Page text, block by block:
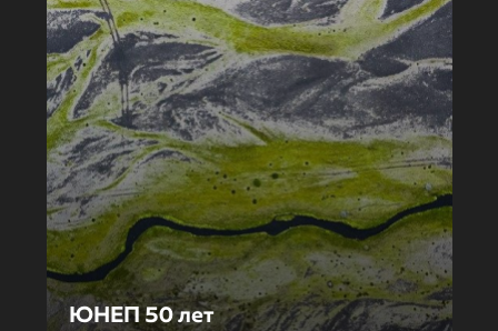
ЮНЕП 50 лет